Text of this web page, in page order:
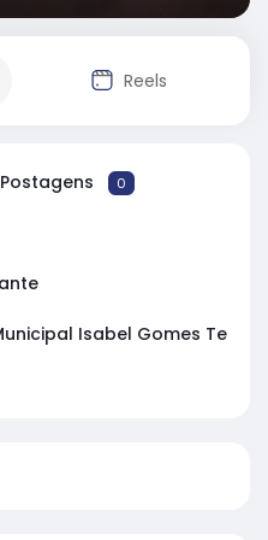
Reels
Postagens 0
Isabel Gomes Te